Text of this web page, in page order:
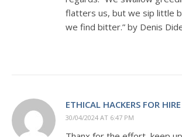
flatters us, but we sip little
we find bitter.” by Denis
ETHICAL HACKERS FOR HIRE
30/04/2024 AT 6:47 PM